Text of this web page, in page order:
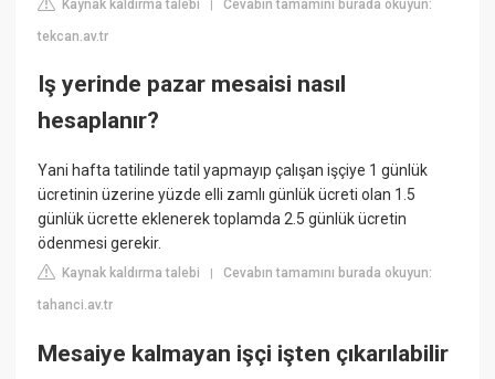
Kaynak kaldırma talebi |Cevabın tamamını burada okuyun:
tekcan.av.tr
Iş yerinde pazar mesaisi nasıl
hesaplanır?
Yani hafta tatilinde tatil yapmayıp çalışan işçiye 1 günlük
ücretinin üzerine yüzde elli zamlı günlük ücreti olan 1.5
günlük ücrette eklenerek toplamda 2.5 günlük ücretin
ödenmesi gerekir.
Kaynak kaldırma talebi |Cevabın tamamını burada okuyun:
tahanci.av.tr
Mesaiye kalmayan işçi işten çıkarılabilir